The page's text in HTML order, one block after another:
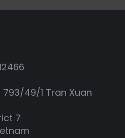
49/1 Tran Xuan
7